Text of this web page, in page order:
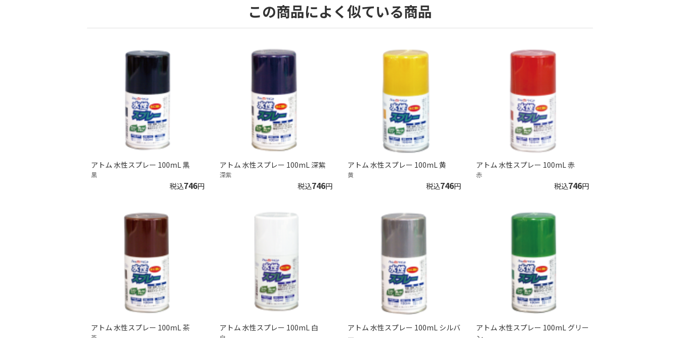
この商品によく似ている商品
アトム 水性スプレー 100mL 黒
黒
税込746円
アトム 水性スプレー 100mL 深紫
深紫
税込746円
アトム 水性スプレー 100mL 黄
黄
税込746円
アトム 水性スプレー 100mL 赤
赤
税込746円
アトム 水性スプレー 100mL 茶 アトム 水性スプレー 100mL 白
アトム 水性スプレー 100mL シルバ
アトム 水性スプレー 100mL グリー